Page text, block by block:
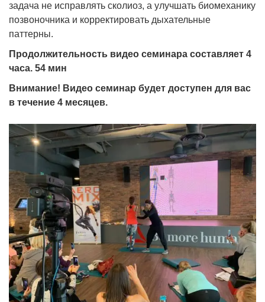
задача не исправлять сколиоз, а улучшать биомеханику
позвоночника и корректировать дыхательные
паттерны.
Продолжительность видео семинара составляет 4
часа. 54 мин
Внимание! Видео семинар будет доступен для вас
в течение 4 месяцев.